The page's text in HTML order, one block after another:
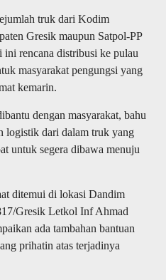
truk dari Kodim
Gresik maupun Satpol-PP
rencana distribusi ke pulau
masyarakat pengungsi yang
kemarin.
dengan masyarakat, bahu
logistik dari dalam truk yang
untuk segera dibawa menuju
ditemui di lokasi Dandim
Gresik Letkol Inf Ahmad
ada tambahan bantuan
prihatin atas terjadinya